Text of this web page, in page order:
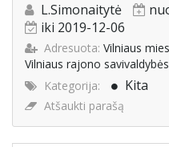
L.Simonaitytė
iki 2019-12-06
Adresuota: Vilniaus
Vilniaus rajono
Kategorija:
Kita
Atšaukti parašą